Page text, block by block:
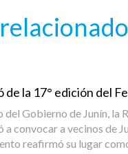
la 17° edición del
Gobierno de Junín, la
a convocar a vecinos de
reafirmó su lugar